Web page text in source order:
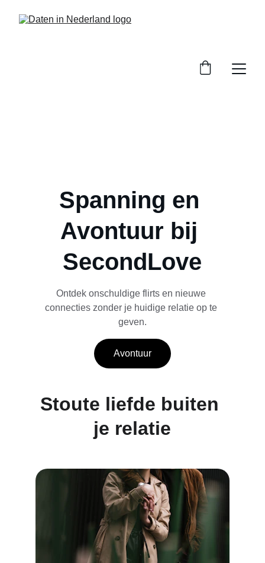
Spanning en
Avontuur bij
SecondLove
Ontdek onschuldige flirts en nieuwe
connecties zonder je huidige relatie op te
geven.
Avontuur
Stoute liefde buiten
je relatie